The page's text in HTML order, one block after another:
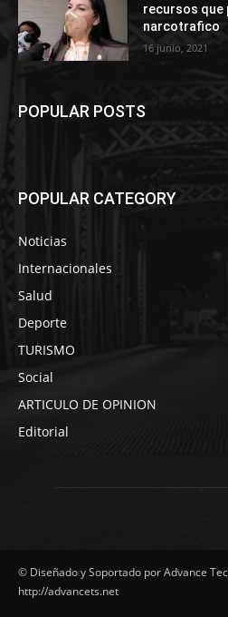
recursos que
narcotrafico
16 junio, 2021
POPULAR POSTS
POPULAR CATEGORY
Noticias
Internacionales
Salud
Deporte
TURISMO
Social
ARTICULO DE OPINION
Editorial
© Diseñado y Soportado por Advance
http://advancets.net